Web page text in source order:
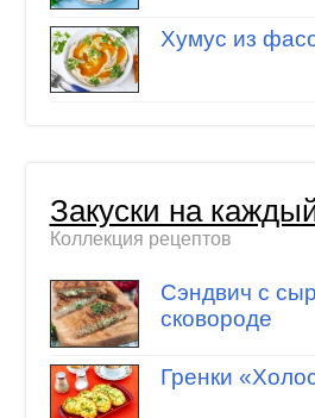
Хумус из
Закуски на
Коллекция рецептов
Сэндвич с
сковороде
Гренки